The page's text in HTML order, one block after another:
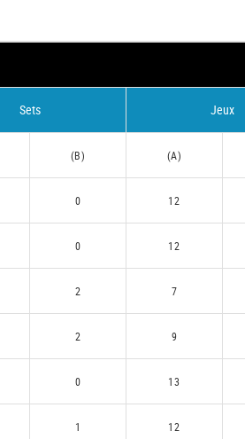
Sets Jeux
(B) (A)
0 12
0 12
2 7
2 9
0 13
1 12